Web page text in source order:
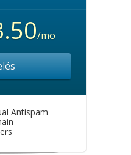
/mo
Antispam